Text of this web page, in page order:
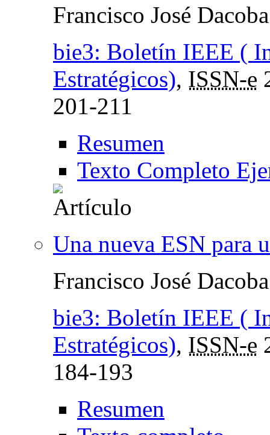
Francisco José
bie3: Boletín IEEE (
Estratégicos), ISSN-e
201-211
Resumen
Texto Completo
Una nueva ESN para
Francisco José
bie3: Boletín IEEE (
Estratégicos), ISSN-e
184-193
Resumen